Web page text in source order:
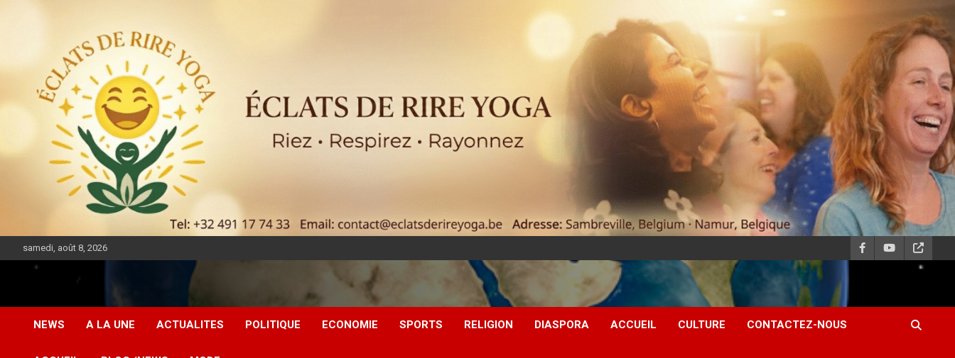
samedi, août 8, 2026
DIASPORA PULSE
NEWS A LA UNE ACTUALITES POLITIQUE ECONOMIE SPORTS RELIGION DIASPORA ACCUEIL CULTURE CONTACTEZ-NOUS